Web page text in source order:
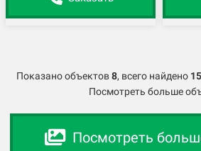
Показано объектов8, всего найдено
Посмотреть больше
Посмотреть